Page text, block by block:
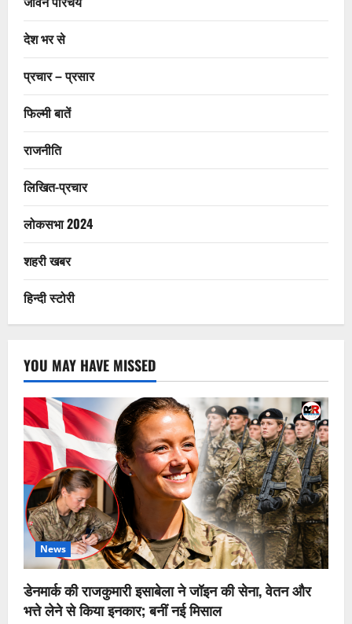
देश भर से
प्रचार – प्रसार
फिल्मी बातें
राजनीति
लिखित-प्रचार
लोकसभा 2024
शहरी खबर
हिन्दी स्टोरी
YOU MAY HAVE MISSED
News
डेनमार्क की राजकुमारी इसाबेला ने जॉइन की सेना, वेतन और
भत्ते लेने से किया इनकार; बनीं नई मिसाल